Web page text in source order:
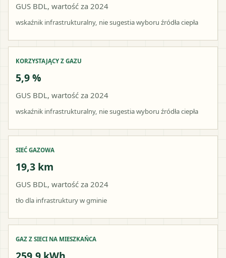
GUS BDL, wartość za 2024
wskaźnik infrastrukturalny, nie sugestia wyboru źródła ciepła
KORZYSTAJĄCY Z GAZU
5,9 %
GUS BDL, wartość za 2024
wskaźnik infrastrukturalny, nie sugestia wyboru źródła ciepła
SIEĆ GAZOWA
19,3 km
GUS BDL, wartość za 2024
tło dla infrastruktury w gminie
GAZ Z SIECI NA MIESZKAŃCA